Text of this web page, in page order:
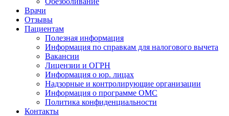
Врачи
Отзывы
Пациентам
Полезная информация
Информация по справкам для налогового вычета
Вакансии
Лицензии и ОГРН
Информация о юр. лицах
Надзорные и контролирующие организации
Информация о программе ОМС
Политика конфиденциальности
Контакты